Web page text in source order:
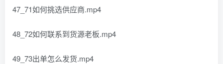
47_71如何挑选供应商.mp4
48_72如何联系到货源老板.mp4
49_73出单怎么发货.mp4